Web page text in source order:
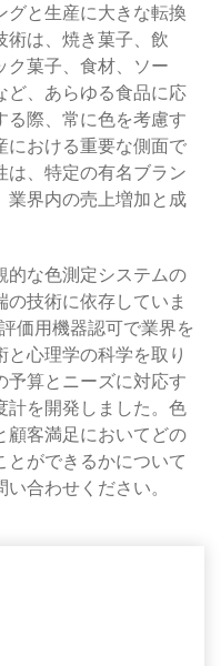
グと生産に大きな転換
術は、焼き菓子、飲
ク菓子、食材、ソー
ど、あらゆる食品に応
る際、常に色を考慮す
における重要な側面で
は、特定の有名ブラン
業界内の売上増加と成
的な色測定システムの
技術に依存していま
価用機器認可で業界を
と心理学の科学を取り
予算とニーズに対応す
計を開発しました。色
顧客満足においてどの
とができるかについて
い合わせください。